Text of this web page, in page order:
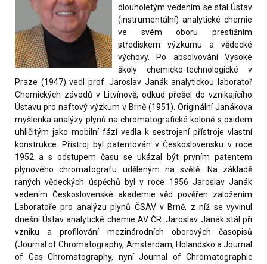
dlouholetým vedením se stal Ústav
(instrumentální) analytické chemie
ve svém oboru prestižním
střediskem výzkumu a vědecké
výchovy. Po absolvování Vysoké
školy chemicko-technologické v
Praze (1947) vedl prof. Jaroslav Janák analytickou laboratoř
Chemických závodů v Litvínově, odkud přešel do vznikajícího
Ústavu pro naftový výzkum v Brně (1951). Originální Janákova
myšlenka analýzy plynů na chromatografické koloně s oxidem
uhličitým jako mobilní fází vedla k sestrojení přístroje vlastní
konstrukce. Přístroj byl patentován v Československu v roce
1952 a s odstupem času se ukázal být prvním patentem
plynového chromatografu uděleným na světě. Na základě
raných vědeckých úspěchů byl v roce 1956 Jaroslav Janák
vedením Československé akademie věd pověřen založením
Laboratoře pro analýzu plynů ČSAV v Brně, z níž se vyvinul
dnešní Ústav analytické chemie AV ČR. Jaroslav Janák stál při
vzniku a profilování mezinárodních oborových časopisů
(Journal of Chromatography, Amsterdam, Holandsko a Journal
of Gas Chromatography, nyní Journal of Chromatographic